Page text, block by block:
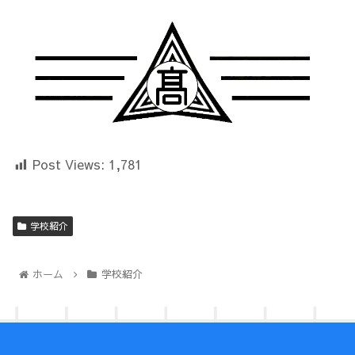
Post Views: 1,781
学校紹介
ホーム 学校紹介